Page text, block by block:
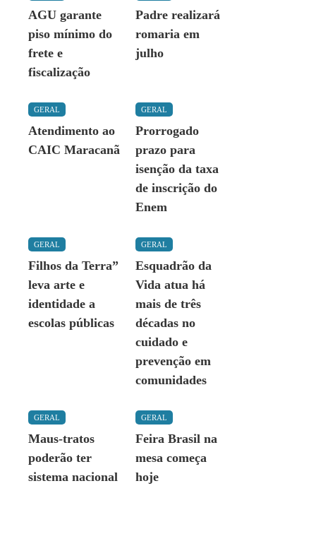
AGU garante
piso mínimo do
frete e
fiscalização
Padre realizará
romaria em
julho
GERAL
Atendimento ao
CAIC Maracanã
GERAL
Prorrogado
prazo para
isenção da taxa
de inscrição do
Enem
GERAL
Filhos da Terra”
leva arte e
identidade a
escolas públicas
GERAL
Esquadrão da
Vida atua há
mais de três
décadas no
cuidado e
prevenção em
comunidades
GERAL
Maus-tratos
poderão ter
sistema nacional
GERAL
Feira Brasil na
mesa começa
hoje